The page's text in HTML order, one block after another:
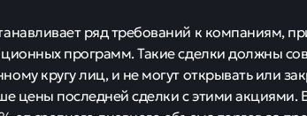
ряд требований к компаниям,
программ. Такие сделки должны
кругу лиц, и не могут открывать или
цены последней сделки с этими